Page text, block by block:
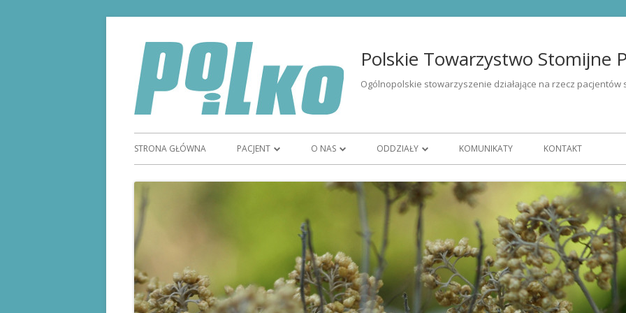
Polskie Towarzystwo Stomijne
Ogólnopolskie stowarzyszenie działające na rzecz pacjentów
STRONA GŁÓWNA PACJENT
SPRZĘT STOMIJNY
REFUNDACJA SPRZĘTU
O NAS
WOLONTARIAT
HISTORIA
ODDZIAŁY
OR BYDGOSZCZ
OR GORZÓW WIELKOPOLSKI
OR KATOWICE
OR KIELCE
KOMUNIKATY KONTAKT